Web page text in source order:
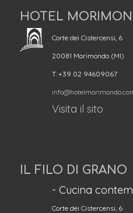
HOTEL
Corte dei Cistercensi, 6
20081 Morimondo (MI)
T. +39 02 94609067
Visita il sito
IL FILO DI GRANO
- Cucina
Corte dei Cistercensi, 6